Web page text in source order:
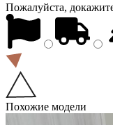
Пожалуйста,
Похожие модели